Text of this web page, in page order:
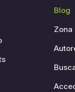
Blog
Zona